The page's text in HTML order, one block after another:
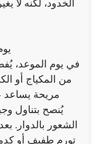
الخدود، لكنه لا
في يوم الموعد،
من المكياج أو
مريحة يساعد
يُنصح بتناول
الشعور بالدوار.
تورم طفيف أو